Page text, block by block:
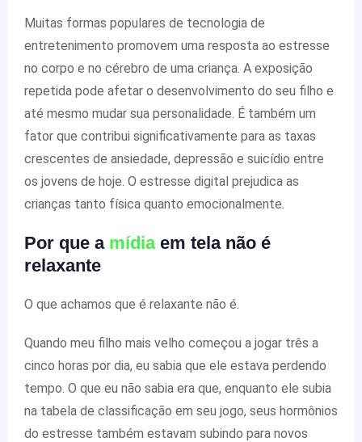
Muitas formas populares de tecnologia de
entretenimento promovem uma resposta ao estresse
no corpo e no cérebro de uma criança. A exposição
repetida pode afetar o desenvolvimento do seu filho e
até mesmo mudar sua personalidade. É também um
fator que contribui significativamente para as taxas
crescentes de ansiedade, depressão e suicídio entre
os jovens de hoje. O estresse digital prejudica as
crianças tanto física quanto emocionalmente.
Por que a mídiaem tela não é
relaxante
O que achamos que é relaxante não é.
Quando meu filho mais velho começou a jogar três a
cinco horas por dia, eu sabia que ele estava perdendo
tempo. O que eu não sabia era que, enquanto ele subia
na tabela de classificação em seu jogo, seus hormônios
do estresse também estavam subindo para novos